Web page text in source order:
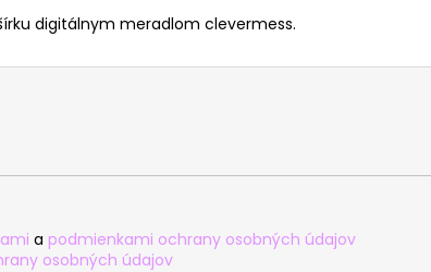
digitálnym meradlom clevermess.
a podmienkami ochrany osobných údajov
osobných údajov